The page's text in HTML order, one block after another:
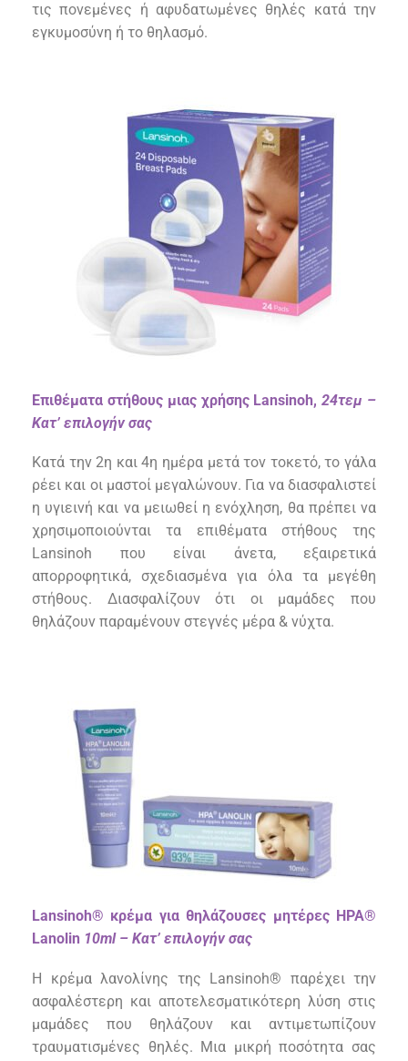
τις πονεμένες ή αφυδατωμένες θηλές κατά την
εγκυμοσύνη ή το θηλασμό.
Επιθέματα στήθους μιας χρήσης Lansinoh,24τεμ –
Κατ’ επιλογήν σας
Κατά την 2η και 4η ημέρα μετά τον τοκετό, το γάλα
ρέει και οι μαστοί μεγαλώνουν. Για να διασφαλιστεί
η υγιεινή και να μειωθεί η ενόχληση, θα πρέπει να
χρησιμοποιούνται τα επιθέματα στήθους της
Lansinoh που είναι άνετα, εξαιρετικά
απορροφητικά, σχεδιασμένα για όλα τα μεγέθη
στήθους. Διασφαλίζουν ότι οι μαμάδες που
θηλάζουν παραμένουν στεγνές μέρα & νύχτα.
Lansinoh® κρέμα για θηλάζουσες μητέρες HPA®
Lanolin 10ml – Κατ’ επιλογήν σας
Η κρέμα λανολίνης της Lansinoh® παρέχει την
ασφαλέστερη και αποτελεσματικότερη λύση στις
μαμάδες που θηλάζουν και αντιμετωπίζουν
τραυματισμένες θηλές. Μια μικρή ποσότητα σας